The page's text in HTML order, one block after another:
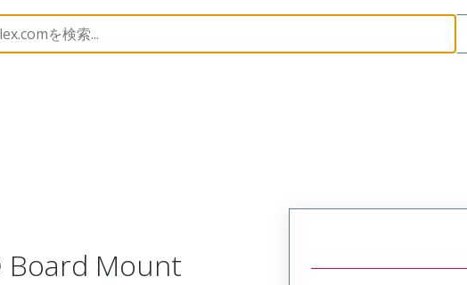
D, Metal, Board Mount, PTH, Vertical Receptacle with Fixed Hardware
Board Mount